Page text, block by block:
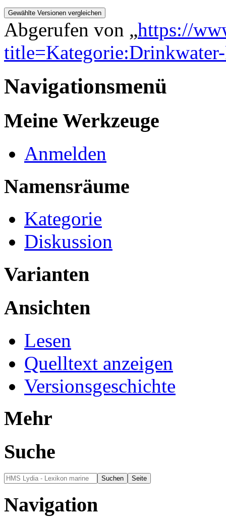
Abgerufen von „https://
Navigationsmenü
Meine Werkzeuge
Anmelden
Namensräume
Kategorie
Diskussion
Varianten
Ansichten
Lesen
Quelltext anzeigen
Versionsgeschichte
Mehr
Suche
Navigation